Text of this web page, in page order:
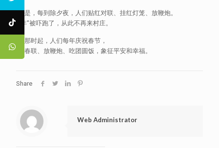
于是，每到除夕夜，人们贴红对联、挂红灯笼、放鞭炮。
“年”被吓跑了，从此不再来村庄。
从那时起，人们每年庆祝春节，
贴春联、放鞭炮、吃团圆饭，象征平安和幸福。
Share
Web Administrator